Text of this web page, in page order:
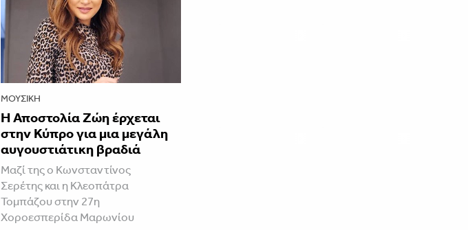
ΜΟΥΣΙΚΉ
Η Αποστολία Ζώη έρχεται
στην Κύπρο για μια μεγάλη
αυγουστιάτικη βραδιά
Μαζί της ο Κωνσταντίνος
Σερέτης και η Κλεοπάτρα
Τομπάζου στην 27η
Χοροεσπερίδα Μαρωνίου